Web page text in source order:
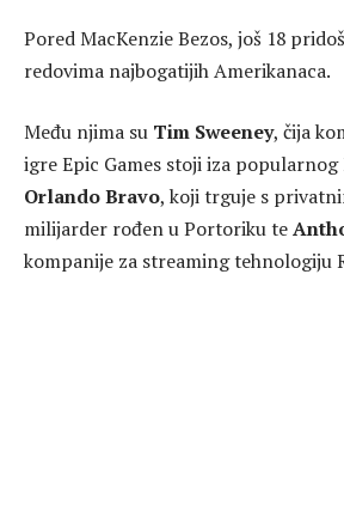
Pored MacKenzie Bezos, još 18
redovima najbogatijih Amerikanaca.
Među njima su Tim Sweeney, čija
igre Epic Games stoji iza
Orlando Bravo, koji trguje s
milijarder rođen u Portoriku te
kompanije za streaming tehnologiju